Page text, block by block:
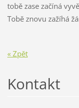
tobě zase začíná
Tobě znovu zažíhá
« Zpět
Kontakt